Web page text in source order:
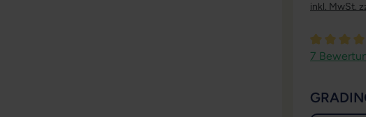
inkl. MwSt.
7